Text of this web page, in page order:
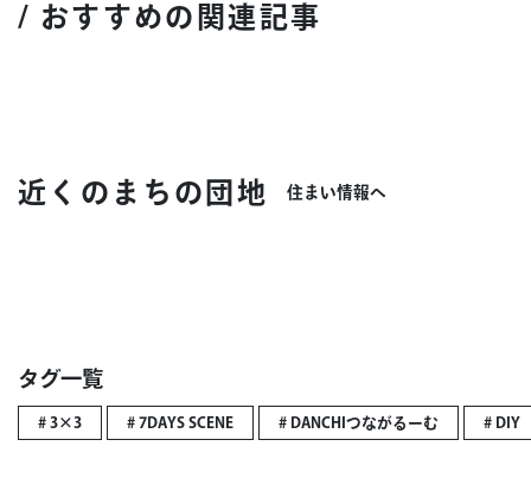
/ おすすめの関連記事
近くのまちの団地 住まい情報へ
タグ一覧
# 3×3 # 7DAYS SCENE # DANCHIつながるーむ # DIY